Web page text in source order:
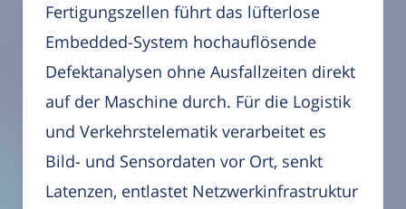
Fertigungszellen führt das lüfterlose
Embedded-System hochauflösende
Defektanalysen ohne Ausfallzeiten direkt
auf der Maschine durch. Für die Logistik
und Verkehrstelematik verarbeitet es
Bild- und Sensordaten vor Ort, senkt
Latenzen, entlastet Netzwerkinfrastruktur